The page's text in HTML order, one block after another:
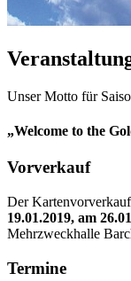
Unser Motto für
„Welcome to the
Vorverkauf
Der
19.01.2019, am
Mehrzweckhalle
Termine